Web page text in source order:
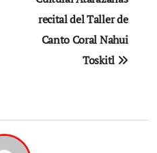
recital del Taller de
Canto Coral Nahui
Toskitl